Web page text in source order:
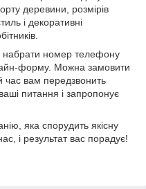
деревини, розмірів
і декоративні
набрати номер телефону
форму. Можна замовити
час вам передзвонить
ваші питання і запропонує
яка спорудить якісну
і результат вас порадує!